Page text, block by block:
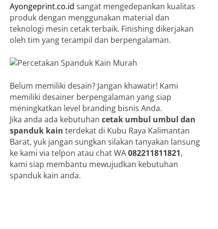
Ayongeprint.co.id sangat mengedepankan kualitas
produk dengan menggunakan material dan
teknologi mesin cetak terbaik. Finishing dikerjakan
oleh tim yang terampil dan berpengalaman.
Belum memiliki desain? Jangan khawatir! Kami
memiliki desainer berpengalaman yang siap
meningkatkan level branding bisnis Anda.
Jika anda ada kebutuhan cetak umbul umbul dan
spanduk kain terdekat di Kubu Raya Kalimantan
Barat, yuk jangan sungkan silakan tanyakan lansung
ke kami via telpon atau chat WA082211811821,
kami siap membantu mewujudkan kebutuhan
spanduk kain anda.